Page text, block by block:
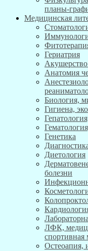
планы-
Медицинская
Гериатрия
Анатомия
Биология,
Гигиена,
Генетика
Диетология
болезни
ЛФК,
спортивная
Остеоапия,